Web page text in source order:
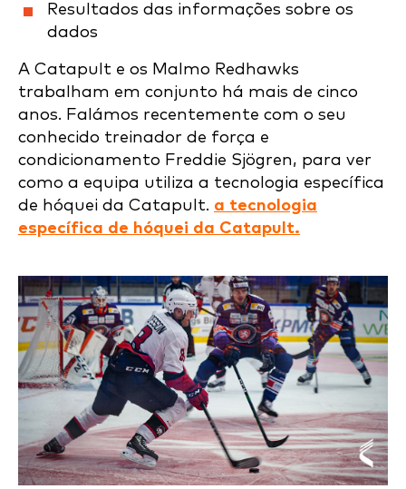
Resultados das informações sobre os
dados
A Catapult e os Malmo Redhawks
trabalham em conjunto há mais de cinco
anos. Falámos recentemente com o seu
conhecido treinador de força e
condicionamento Freddie Sjögren, para ver
como a equipa utiliza a tecnologia específica
de hóquei da Catapult. a tecnologia
específica de hóquei da Catapult.